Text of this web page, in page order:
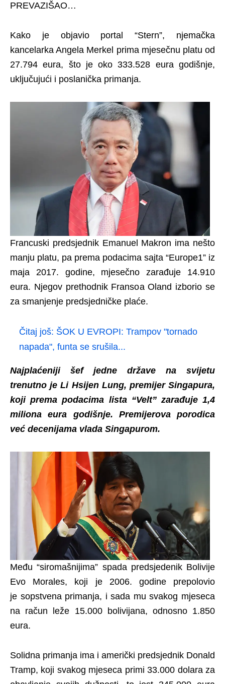
PREVAZIŠAO…
Kako je objavio portal “Stern”, njemačka
kancelarka Angela Merkel prima mjesečnu platu od
27.794 eura, što je oko 333.528 eura godišnje,
uključujući i poslanička primanja.
Francuski predsjednik Emanuel Makron ima nešto
manju platu, pa prema podacima sajta “Europe1” iz
maja 2017. godine, mjesečno zarađuje 14.910
eura. Njegov prethodnik Fransoa Oland izborio se
za smanjenje predsjedničke plaće.
Čitaj još: ŠOK U EVROPI: Trampov "tornado
napada", funta se srušila...
Najplaćeniji šef jedne države na svijetu
trenutno je Li Hsijen Lung, premijer Singapura,
koji prema podacima lista “Velt” zarađuje 1,4
miliona eura godišnje. Premijerova porodica
već decenijama vlada Singapurom.
Među “siromašnijima” spada predsjedenik Bolivije
Evo Morales, koji je 2006. godine prepolovio
je sopstvena primanja, i sada mu svakog mjeseca
na račun leže 15.000 bolivijana, odnosno 1.850
eura.
Solidna primanja ima i američki predsjednik Donald
Tramp, koji svakog mjeseca primi 33.000 dolara za